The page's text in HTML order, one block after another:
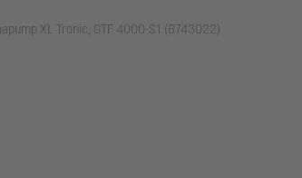
XL Tronic, GTF 4000-S1 (8743022)